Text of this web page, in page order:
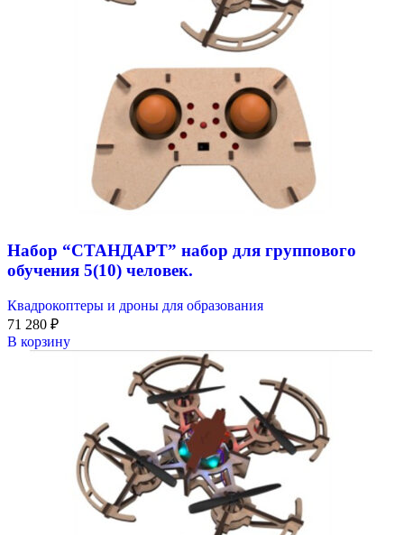
Набор “СТАНДАРТ” набор для группового
обучения 5(10) человек.
Квадрокоптеры и дроны для образования
71 280 ₽
В корзину